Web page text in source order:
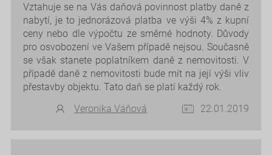
Vztahuje se na Vás daňová povinnost platby daně z
nabytí, je to jednorázová platba ve výši 4% z kupní
ceny nebo dle výpočtu ze směrné hodnoty. Důvody
pro osvobození ve Vašem případě nejsou. Současně
se však stanete poplatníkem daně z nemovitosti. V
případě daně z nemovitosti bude mít na její výši vliv
přestavby objektu. Tato daň se platí každý rok.
Veronika Váňová
22.01.2019